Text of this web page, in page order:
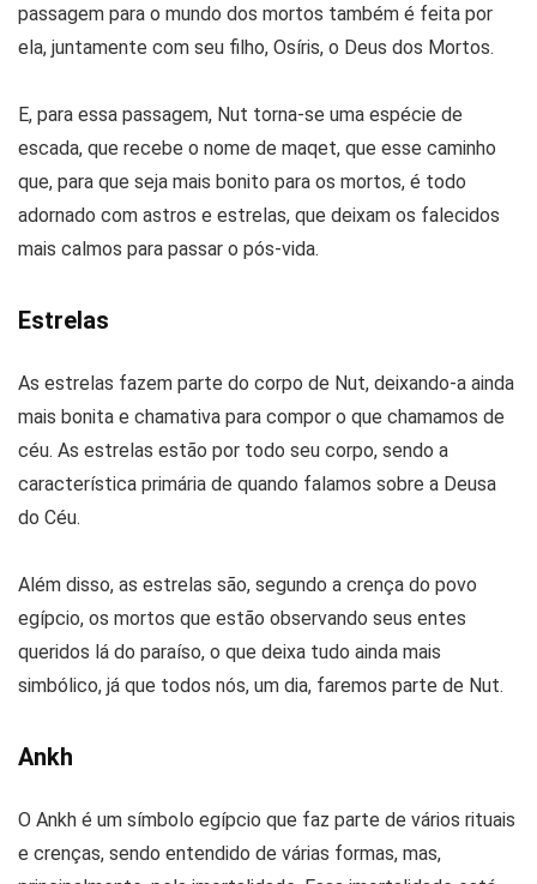
passagem para o mundo dos mortos também é feita por
ela, juntamente com seu filho, Osíris, o Deus dos Mortos.
E, para essa passagem, Nut torna-se uma espécie de
escada, que recebe o nome de maqet, que esse caminho
que, para que seja mais bonito para os mortos, é todo
adornado com astros e estrelas, que deixam os falecidos
mais calmos para passar o pós-vida.
Estrelas
As estrelas fazem parte do corpo de Nut, deixando-a ainda
mais bonita e chamativa para compor o que chamamos de
céu. As estrelas estão por todo seu corpo, sendo a
característica primária de quando falamos sobre a Deusa
do Céu.
Além disso, as estrelas são, segundo a crença do povo
egípcio, os mortos que estão observando seus entes
queridos lá do paraíso, o que deixa tudo ainda mais
simbólico, já que todos nós, um dia, faremos parte de Nut.
Ankh
O Ankh é um símbolo egípcio que faz parte de vários rituais
e crenças, sendo entendido de várias formas, mas,